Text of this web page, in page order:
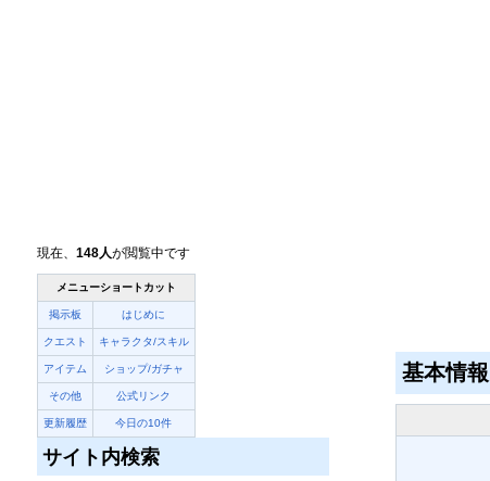
現在、 148人が閲覧中です
メニューショートカット
掲示板 はじめに
クエスト キャラクタ/スキル
アイテム ショップ/ガチャ
その他 公式リンク
更新履歴 今日の10件
サイト内検索
基本情報